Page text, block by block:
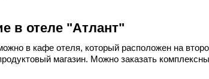
в отеле "Атлант"
в кафе отеля, который расположен на
магазин. Можно заказать